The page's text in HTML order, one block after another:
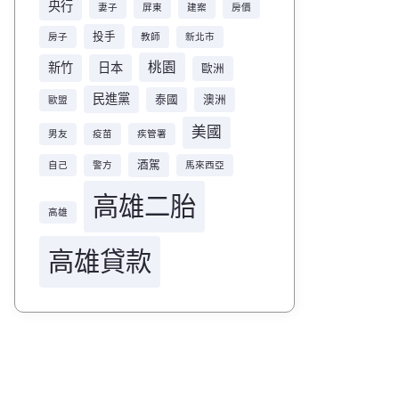
央行 妻子 屏東 建案 房價
房子 投手 教師 新北市
新竹 日本 桃園 歐洲
歐盟 民進黨 泰國 澳洲
男友 疫苗 疾管署 美國
自己 警方 酒駕 馬來西亞
高雄
高雄二胎
高雄貸款